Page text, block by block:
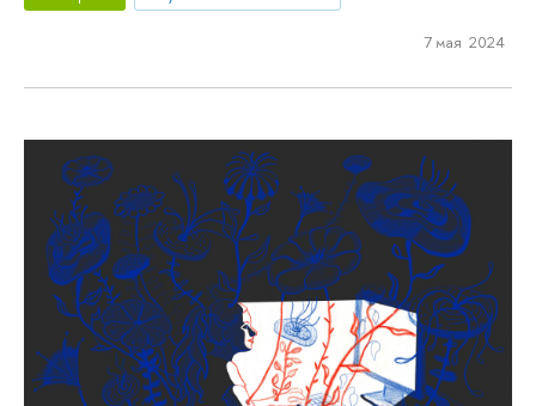
7 мая 2024